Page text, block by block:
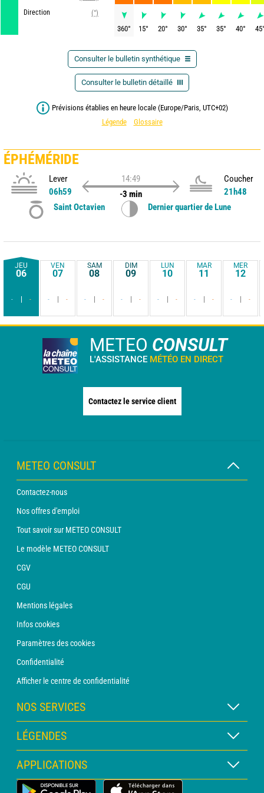
Direction
(°)
360° 15° 20° 30° 35° 35° 40° 45
Consulter le bulletin synthétique
Consulter le bulletin détaillé
Prévisions établies en heure locale (Europe/Paris, UTC+02)
Légende
Glossaire
ÉPHÉMÉRIDE
Lever
06h59
14:49
-3 min
Coucher
21h48
Saint Octavien
Dernier quartier de Lune
JEU
06
- -
VEN
07
- -
SAM
08
- -
DIM
09
- -
LUN
10
- -
MAR
11
- -
MER
12
- -
METEO CONSULT
L'ASSISTANCE MÉTÉO EN DIRECT
Contactez le service client
METEO CONSULT
Contactez-nous
Nos offres d'emploi
Tout savoir sur METEO CONSULT
Le modèle METEO CONSULT
CGV
CGU
Mentions légales
Infos cookies
Paramètres des cookies
Confidentialité
Afficher le centre de confidentialité
NOS SERVICES
Abonnement METEO Xpert
Abonnement METEO PRO
Consultation avec un prévisionniste
Bulletin PRO
LÉGENDES
Légende des cartes
Légende des pictogrammes
APPLICATIONS